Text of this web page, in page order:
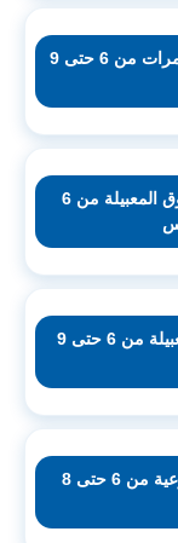
عروض نستو هايبر ماركت العامرات من 6 حتى 9
عروض مارك اند سيف للتسوق المعبيلة من 6
عروض بابل هايبر ماركت المعبيلة من 6 حتى 9
عروض الميرة ماركت الاسبوعية من 6 حتى 8